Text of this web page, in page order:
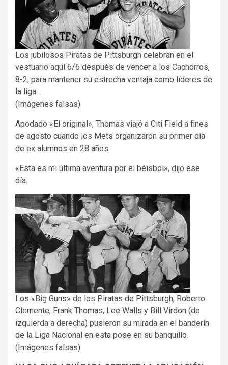
Los jubilosos Piratas de Pittsburgh celebran en el
vestuario aquí 6/6 después de vencer a los Cachorros,
8-2, para mantener su estrecha ventaja como líderes de
la liga.
(Imágenes falsas)
Apodado «El original», Thomas viajó a Citi Field a fines
de agosto cuando los Mets organizaron su primer día
de ex alumnos en 28 años.
«Esta es mi última aventura por el béisbol», dijo ese
día.
Los «Big Guns» de los Piratas de Pittsburgh, Roberto
Clemente, Frank Thomas, Lee Walls y Bill Virdon (de
izquierda a derecha) pusieron su mirada en el banderín
de la Liga Nacional en esta pose en su banquillo.
(Imágenes falsas)